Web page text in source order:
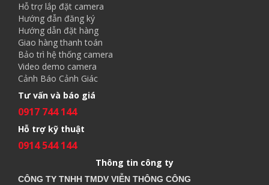
Hỗ trợ lắp đặt camera
Hướng đẫn đăng ký
Hướng dẫn đặt hàng
Giao hàng thanh toán
Bảo trì hệ thống camera
Video demo camera
Cảnh Báo Cảnh Giác
Tư vấn và báo giá
0917 744 144
Hỗ trợ kỹ thuật
0914 544 144
Thông tin công ty
CÔNG TY TNHH TMDV VIỄN THÔNG CÔNG